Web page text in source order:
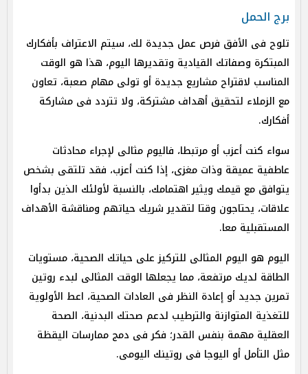
برج الحمل
تلوح فى الأفق فرص عمل جديدة لك، سيتم الاعتراف بأفكارك
المبتكرة وصفاتك القيادية وتقديرها اليوم، هذا هو الوقت
المناسب لاقتراح مشاريع جديدة أو تولى مهام صعبة، تعاون
مع الزملاء لتحقيق أهداف مشتركة، ولا تتردد فى مشاركة
أفكارك.
سواء كنت أعزب أو مرتبطا، فاليوم مثالى لإجراء محادثات
عاطفية عميقة وذات مغزى، إذا كنت أعزب، فقد تلتقى بشخص
يتوافق مع قيمك ويثير اهتمامك، بالنسبة لأولئك الذين بدأوا
علاقات، يحتاجون وقتا لتقدير شريك حياتهم ومناقشة الأهداف
المستقبلية معا.
اليوم هو اليوم المثالى للتركيز على حياتك الصحية، مستويات
الطاقة لديك مرتفعة، مما يجعلها الوقت المثالى لبدء روتين
تمرين جديد أو إعادة النظر فى العادات الصحية، اعط الأولوية
للتغذية المتوازنة والترطيب لدعم صحتك البدنية، الصحة
العقلية مهمة بنفس القدر؛ فكر فى دمج ممارسات اليقظة
مثل التأمل أو اليوجا فى روتينك اليومى.